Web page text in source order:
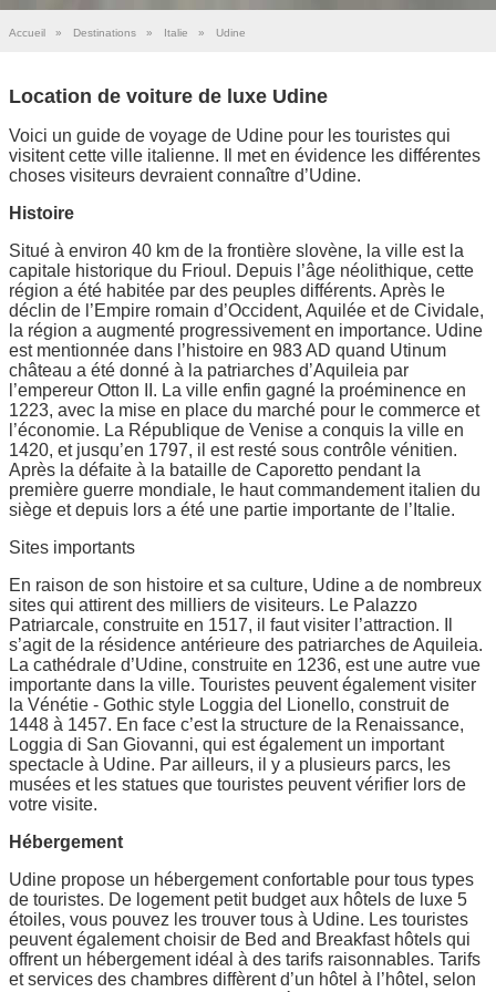
Accueil » Destinations » Italie » Udine
Location de voiture de luxe Udine
Voici un guide de voyage de Udine pour les touristes qui
visitent cette ville italienne. Il met en évidence les différentes
choses visiteurs devraient connaître d’Udine.
Histoire
Situé à environ 40 km de la frontière slovène, la ville est la
capitale historique du Frioul. Depuis l’âge néolithique, cette
région a été habitée par des peuples différents. Après le
déclin de l’Empire romain d’Occident, Aquilée et de Cividale,
la région a augmenté progressivement en importance. Udine
est mentionnée dans l’histoire en 983 AD quand Utinum
château a été donné à la patriarches d’Aquileia par
l’empereur Otton II. La ville enfin gagné la proéminence en
1223, avec la mise en place du marché pour le commerce et
l’économie. La République de Venise a conquis la ville en
1420, et jusqu’en 1797, il est resté sous contrôle vénitien.
Après la défaite à la bataille de Caporetto pendant la
première guerre mondiale, le haut commandement italien du
siège et depuis lors a été une partie importante de l’Italie.
Sites importants
En raison de son histoire et sa culture, Udine a de nombreux
sites qui attirent des milliers de visiteurs. Le Palazzo
Patriarcale, construite en 1517, il faut visiter l’attraction. Il
s’agit de la résidence antérieure des patriarches de Aquileia.
La cathédrale d’Udine, construite en 1236, est une autre vue
importante dans la ville. Touristes peuvent également visiter
la Vénétie - Gothic style Loggia del Lionello, construit de
1448 à 1457. En face c’est la structure de la Renaissance,
Loggia di San Giovanni, qui est également un important
spectacle à Udine. Par ailleurs, il y a plusieurs parcs, les
musées et les statues que touristes peuvent vérifier lors de
votre visite.
Hébergement
Udine propose un hébergement confortable pour tous types
de touristes. De logement petit budget aux hôtels de luxe 5
étoiles, vous pouvez les trouver tous à Udine. Les touristes
peuvent également choisir de Bed and Breakfast hôtels qui
offrent un hébergement idéal à des tarifs raisonnables. Tarifs
et services des chambres diffèrent d’un hôtel à l’hôtel, selon